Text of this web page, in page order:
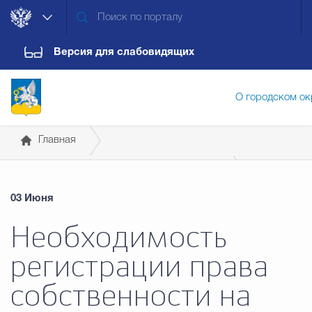
Версия для слабовидящих
О городском
Новости Обращения граждан
Главная
Земельные и имущественные отношения
Новости, объявления
03 Июня
Необходимость
регистрации права
собственности на